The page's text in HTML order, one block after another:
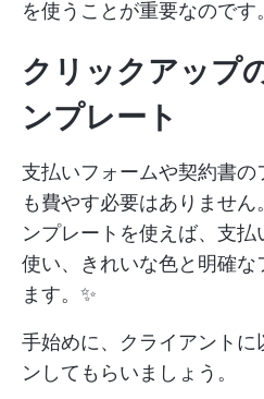
を使うことが重要なのです。
クリックアップ
ンプレート
支払いフォームや契約書
も費やす必要はありませ
ンプレートを使えば、支
使い、きれいな色と明確な
ます。✨
手始めに、クライアントに
ンしてもらいましょう。